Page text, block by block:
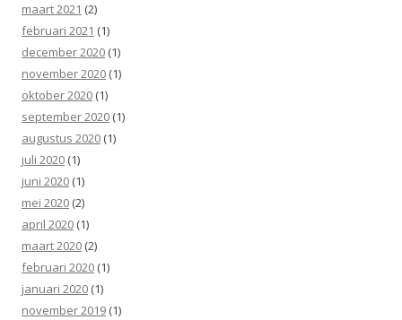
maart 2021 (2)
februari 2021 (1)
december 2020 (1)
november 2020 (1)
oktober 2020 (1)
september 2020 (1)
augustus 2020 (1)
juli 2020 (1)
juni 2020 (1)
mei 2020 (2)
april 2020 (1)
maart 2020 (2)
februari 2020 (1)
januari 2020 (1)
november 2019 (1)